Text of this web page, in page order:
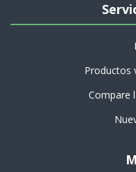
Productos
Compare